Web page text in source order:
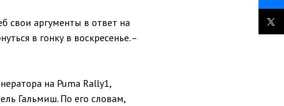
свои аргументы в ответ на
в гонку в воскресенье. –
на Puma Rally1,
Гальмиш. По его словам,